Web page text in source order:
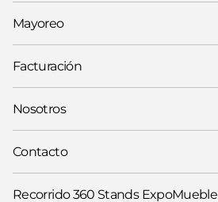
Mayoreo
Facturación
Nosotros
Contacto
Recorrido 360 Stands ExpoMueble